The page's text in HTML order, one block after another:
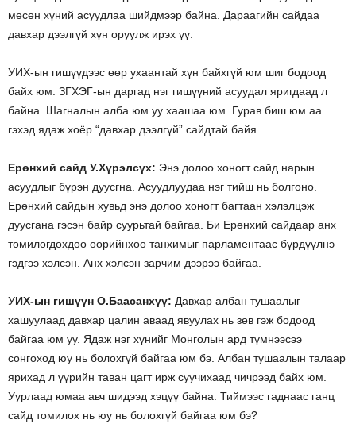
мөсөн хүний асуудлаа шийдмээр байна. Дараагийн сайдаа
давхар дээлгүй хүн оруулж ирэх үү.
УИХ-ын гишүүдээс өөр ухаантай хүн байхгүй юм шиг бодоод
байх юм. ЗГХЭГ-ын даргад нэг гишүүний асуудал яригдаад л
байна. Шагналын алба юм уу хаашаа юм. Гурав биш юм аа
гэхэд ядаж хоёр “давхар дээлгүй” сайдтай байя.
Ерөнхий сайд У.Хүрэлсүх: Энэ долоо хоногт сайд нарын
асуудлыг бүрэн дуусгна. Асуудлуудаа нэг тийш нь болгоно.
Ерөнхий сайдын хувьд энэ долоо хоногт багтаан хэлэлцэж
дуусгана гэсэн байр суурьтай байгаа. Би Ерөнхий сайдаар анх
томилогдохдоо өөрийнхөө танхимыг парламентаас бүрдүүлнэ
гэдгээ хэлсэн. Анх хэлсэн зарчим дээрээ байгаа.
УИХ-ын гишүүн О.Баасанхүү: Давхар албан тушаалыг
хашуулаад давхар цалин аваад явуулах нь зөв гэж бодоод
байгаа юм уу. Ядаж нэг хүнийг Монголын ард түмнээсээ
сонгоход юу нь болохгүй байгаа юм бэ. Албан тушаалын талаар
ярихад л үүрийн таван цагт ирж суучихаад чичрээд байх юм.
Уурлаад юмаа авч шидээд хэцүү байна. Тиймээс гаднаас ганц
сайд томилох нь юу нь болохгүй байгаа юм бэ?